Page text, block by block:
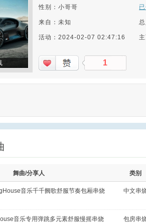
性别：小哥哥
来自：未知
活动：2024-02-07 02:47:16
1
舞曲/分享人 类别
音乐千千阙歌舒服节奏包厢串烧 中文串
音乐专用弹跳多元素舒服慢摇串烧 包房串